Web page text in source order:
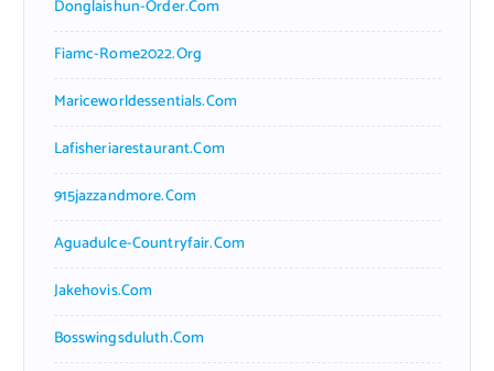
Donglaishun-Order.com
Fiamc-Rome2022.org
Mariceworldessentials.com
Lafisheriarestaurant.com
915jazzandmore.com
Aguadulce-Countryfair.com
Jakehovis.com
Bosswingsduluth.com